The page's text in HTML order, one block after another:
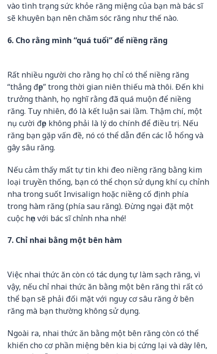
vào tình trạng sức khỏe răng miệng của bạn mà bác sĩ
sẽ khuyên bạn nên chăm sóc răng như thế nào.
6. Cho rằng mình “quá tuổi” để niềng răng
Rất nhiều người cho rằng họ chỉ có thể niềng răng
“thẳng đẹp” trong thời gian niên thiếu mà thôi. Đến khi
trưởng thành, họ nghĩ rằng đã quá muộn để niềng
răng. Tuy nhiên, đó là kết luận sai lầm. Thậm chí, một
nụ cười đẹp không phải là lý do chính để điều trị. Nếu
răng bạn gặp vấn đề, nó có thể dẫn đến các lỗ hổng và
gây sâu răng.
Nếu cảm thấy mất tự tin khi đeo niềng răng bằng kim
loại truyền thống, bạn có thể chọn sử dụng khí cụ chỉnh
nha trong suốt Invisalign hoặc niềng cố định phía
trong hàm răng (phía sau răng). Đừng ngại đặt một
cuộc hẹn với bác sĩ chỉnh nha nhé!
7. Chỉ nhai bằng một bên hàm
Việc nhai thức ăn còn có tác dụng tự làm sạch răng, vì
vậy, nếu chỉ nhai thức ăn bằng một bên răng thì rất có
thể bạn sẽ phải đối mặt với nguy cơ sâu răng ở bên
răng mà bạn thường không sử dụng.
Ngoài ra, nhai thức ăn bằng một bên răng còn có thể
khiến cho cơ phần miệng bên kia bị cứng lại và dày lên,